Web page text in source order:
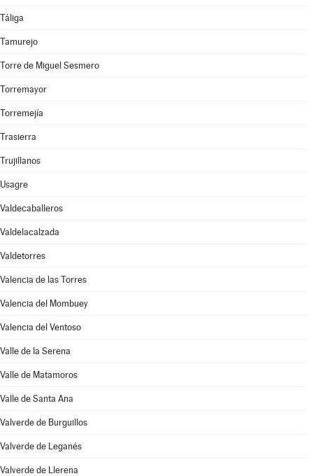
Táliga
Tamurejo
Torre de Miguel Sesmero
Torremayor
Torremejía
Trasierra
Trujillanos
Usagre
Valdecaballeros
Valdelacalzada
Valdetorres
Valencia de las Torres
Valencia del Mombuey
Valencia del Ventoso
Valle de la Serena
Valle de Matamoros
Valle de Santa Ana
Valverde de Burguillos
Valverde de Leganés
Valverde de Llerena